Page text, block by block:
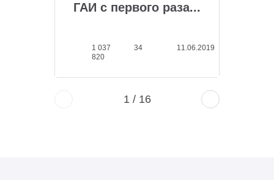
ГАИ с первого раза...
1 037
820
34 11.06.2019
1 / 16